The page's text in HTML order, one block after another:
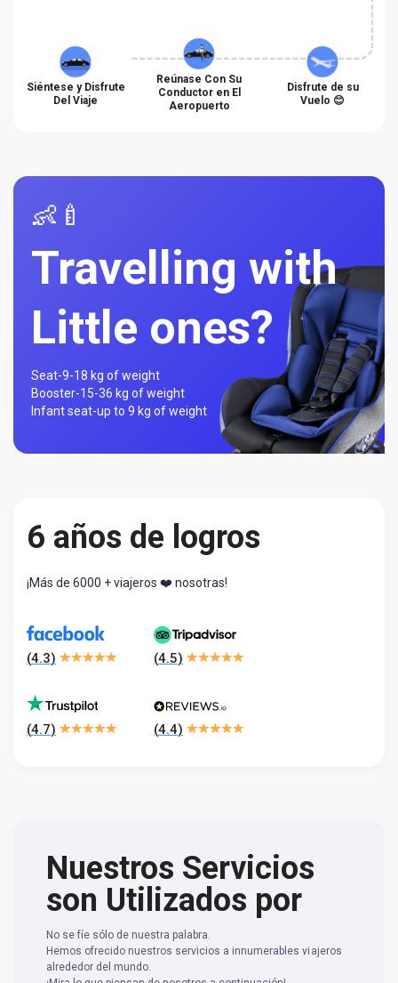
Siéntese y Disfrute
Del Viaje
Reúnase Con Su
Conductor en El
Aeropuerto
Disfrute de su
Vuelo 😊
👶🍼
Travelling with
Little ones?
Seat-9-18 kg of weight
Booster-15-36 kg of weight
Infant seat-up to 9 kg of weight
6 años de logros
¡Más de 6000 + viajeros ❤️ nosotras!
(4.3) (4.5)
(4.7) (4.4)
Nuestros Servicios
son Utilizados por
No se fíe sólo de nuestra palabra.
Hemos ofrecido nuestros servicios a innumerables viajeros
alrededor del mundo.